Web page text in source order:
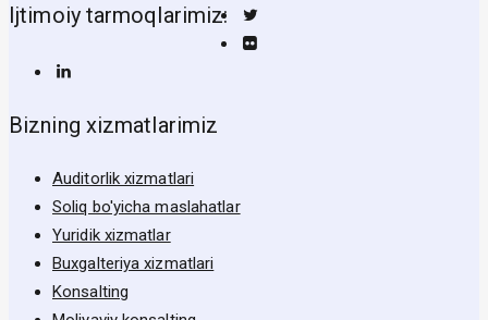
Ijtimoiy tarmoqlarimiz:
Bizning xizmatlarimiz
Auditorlik xizmatlari
Soliq bo'yicha maslahatlar
Yuridik xizmatlar
Buxgalteriya xizmatlari
Konsalting